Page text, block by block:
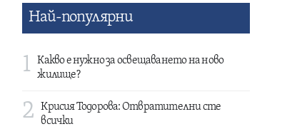
Най-популярни
1
Какво е нужно за освещаването на ново
жилище?
2
Крисия Тодорова: Отвратителни сте
всички